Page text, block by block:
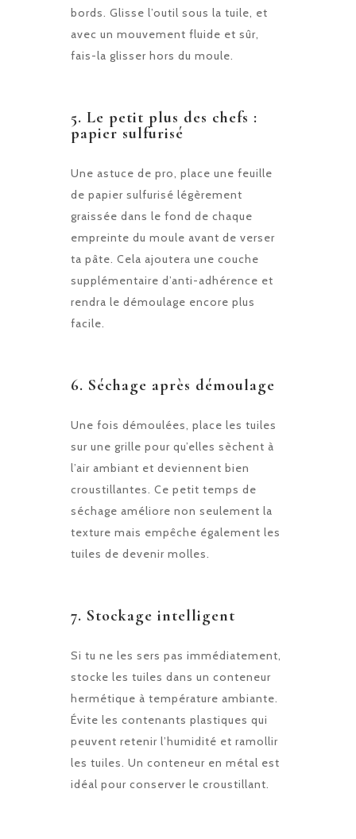
bords. Glisse l’outil sous la tuile, et
avec un mouvement fluide et sûr,
fais-la glisser hors du moule.
5. Le petit plus des chefs :
papier sulfurisé
Une astuce de pro, place une feuille
de papier sulfurisé légèrement
graissée dans le fond de chaque
empreinte du moule avant de verser
ta pâte. Cela ajoutera une couche
supplémentaire d’anti-adhérence et
rendra le démoulage encore plus
facile.
6. Séchage après démoulage
Une fois démoulées, place les tuiles
sur une grille pour qu’elles sèchent à
l’air ambiant et deviennent bien
croustillantes. Ce petit temps de
séchage améliore non seulement la
texture mais empêche également les
tuiles de devenir molles.
7. Stockage intelligent
Si tu ne les sers pas immédiatement,
stocke les tuiles dans un conteneur
hermétique à température ambiante.
Évite les contenants plastiques qui
peuvent retenir l’humidité et ramollir
les tuiles. Un conteneur en métal est
idéal pour conserver le croustillant.